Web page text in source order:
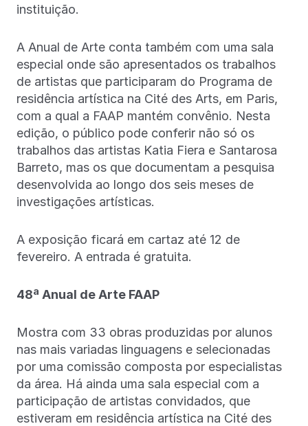
instituição.
A Anual de Arte conta também com uma sala
especial onde são apresentados os trabalhos
de artistas que participaram do Programa de
residência artística na Cité des Arts, em Paris,
com a qual a FAAP mantém convênio. Nesta
edição, o público pode conferir não só os
trabalhos das artistas Katia Fiera e Santarosa
Barreto, mas os que documentam a pesquisa
desenvolvida ao longo dos seis meses de
investigações artísticas.
A exposição ficará em cartaz até 12 de
fevereiro. A entrada é gratuita.
48ª Anual de Arte FAAP
Mostra com 33 obras produzidas por alunos
nas mais variadas linguagens e selecionadas
por uma comissão composta por especialistas
da área. Há ainda uma sala especial com a
participação de artistas convidados, que
estiveram em residência artística na Cité des